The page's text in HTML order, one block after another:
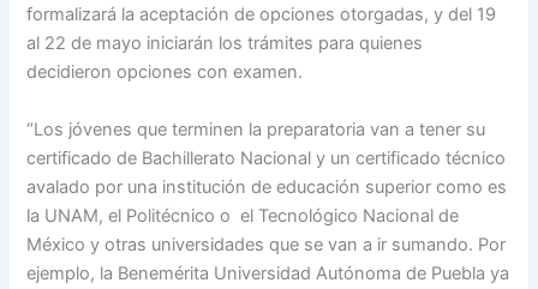
formalizará la aceptación de opciones otorgadas, y del 19
al 22 de mayo iniciarán los trámites para quienes
decidieron opciones con examen.
“Los jóvenes que terminen la preparatoria van a tener su
certificado de Bachillerato Nacional y un certificado técnico
avalado por una institución de educación superior como es
la UNAM, el Politécnico o el Tecnológico Nacional de
México y otras universidades que se van a ir sumando. Por
ejemplo, la Benemérita Universidad Autónoma de Puebla ya